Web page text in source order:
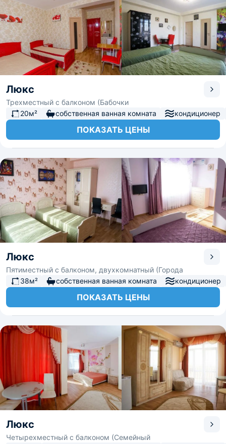
Люкс
Трехместный с балконом (Бабочки
20м²
собственная ванная комната кондиционер
ПОКАЗАТЬ ЦЕНЫ
Люкс
Пятиместный с балконом, двухкомнатный (Города
38м²
собственная ванная комната кондиционер
ПОКАЗАТЬ ЦЕНЫ
Люкс
Четырехместный с балконом (Семейный